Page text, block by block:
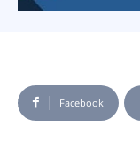
Facebook